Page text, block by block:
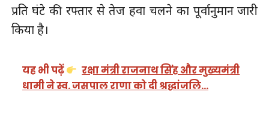
प्रति घंटे की रफ्तार से तेज हवा चलने का पूर्वानुमान जारी
किया है।
यह भी पढ़ें
रक्षा मंत्री राजनाथ सिंह और मुख्यमंत्री
धामी ने स्व. जसपाल राणा को दी श्रद्धांजलि…